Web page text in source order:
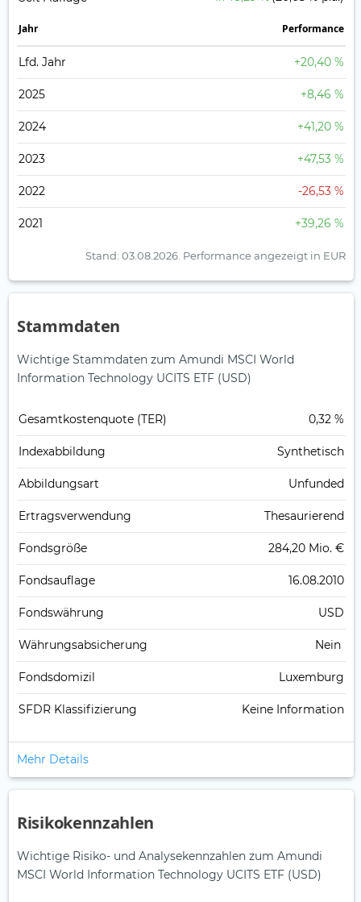
Jahr Perfor­mance
Lfd. Jahr +20,40 %
2025 +8,46 %
2024 +41,20 %
2023 +47,53 %
2022 -26,53 %
2021 +39,26 %
Stand: 03.08.2026. Performance angezeigt in EUR
Stammdaten
Wichtige Stammdaten zum Amundi MSCI World
Information Technology UCITS ETF (USD)
Gesamt­kosten­quote (TER) 0,32 %
Index­abbildung Synthetisch
Abbildungs­art Unfunded
Ertrags­verwendung Thesaurierend
Fonds­größe 284,20 Mio. €
Fonds­auflage 16.08.2010
Fonds­währung USD
Währungsabsicherung Nein
Fondsdomizil Luxemburg
SFDR Klassifizierung Keine Information
Mehr Details
Risikokennzahlen
Wichtige Risiko- und Analysekennzahlen zum Amundi
MSCI World Information Technology UCITS ETF (USD)